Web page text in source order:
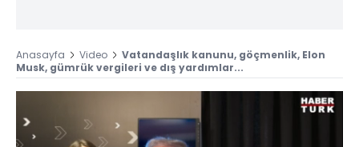
Anasayfa Video
Vatandaşlık kanunu, göçmenlik, Elon
Musk, gümrük vergileri ve dış yardımlar...